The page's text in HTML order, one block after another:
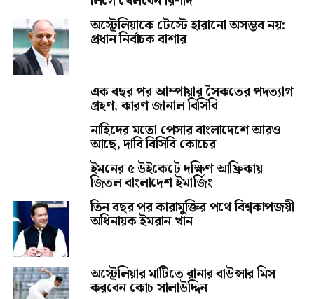
অস্ট্রেলিয়াকে টেস্টে হারানো অসম্ভব নয়:
প্রধান নির্বাচক বাশার
এক বছর পর আম্পায়ার সৈকতের পদত্যাগ
গ্রহণ, কারণ জানাল বিসিবি
নাহিদের মতো পেসার বাংলাদেশে আরও
আছে, দাবি বিসিবি কোচের
ইমনের ৫ উইকেটে দক্ষিণ আফ্রিকায়
জিতল বাংলাদেশ ইমার্জিং
তিন বছর পর কারামুক্তির পথে বিশ্বকাপজয়ী
অধিনায়ক ইমরান খান
অস্ট্রেলিয়ার মাটিতে রানার বাউন্সার মিস
করবেন কোচ সালাউদ্দিন